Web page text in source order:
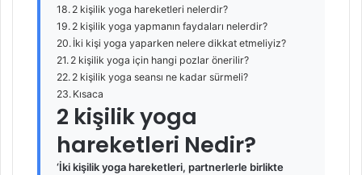
2 kişilik yoga hareketleri nelerdir?
2 kişilik yoga yapmanın faydaları nelerdir?
İki kişi yoga yaparken nelere dikkat etmeliyiz?
2 kişilik yoga için hangi pozlar önerilir?
2 kişilik yoga seansı ne kadar sürmeli?
Kısaca
2 kişilik yoga
hareketleri Nedir?
‘İki kişilik yoga hareketleri, partnerlerle birlikte